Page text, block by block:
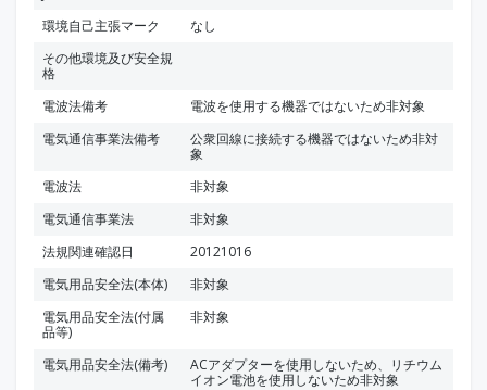
環境自己主張マーク
なし
その他環境及び安全規
格
電波法備考
電波を使用する機器ではないため非対象
電気通信事業法備考
公衆回線に接続する機器ではないため非対
象
電波法
非対象
電気通信事業法
非対象
法規関連確認日
20121016
電気用品安全法(本体)
非対象
電気用品安全法(付属
品等)
非対象
電気用品安全法(備考)
ACアダプターを使用しないため、リチウム
イオン電池を使用しないため非対象